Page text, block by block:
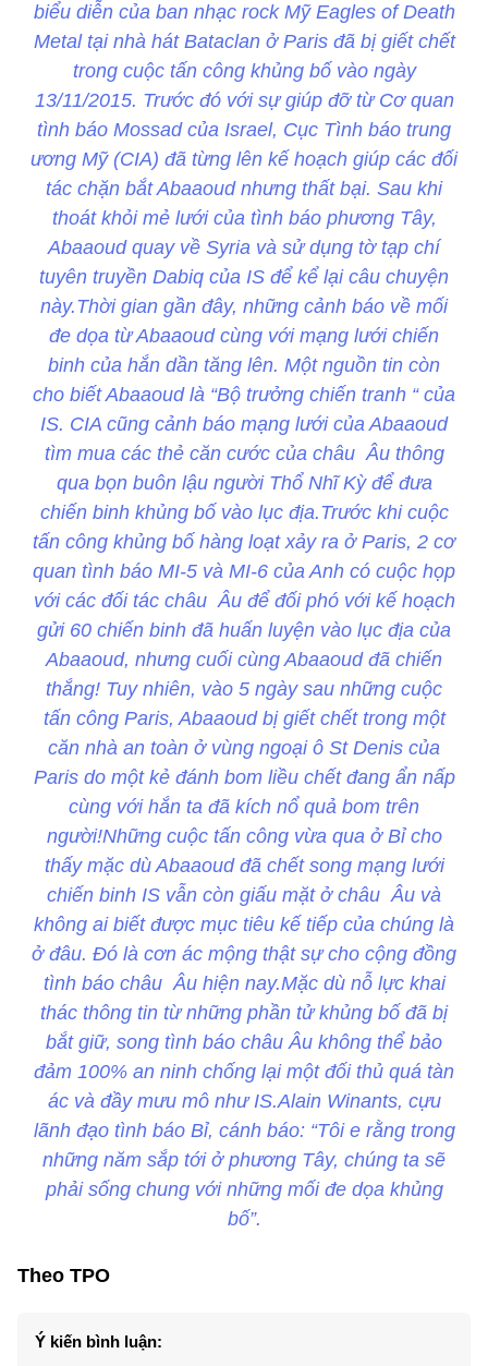
biểu diễn của ban nhạc rock Mỹ Eagles of Death
Metal tại nhà hát Bataclan ở Paris đã bị giết chết
trong cuộc tấn công khủng bố vào ngày
13/11/2015. Trước đó với sự giúp đỡ từ Cơ quan
tình báo Mossad của Israel, Cục Tình báo trung
ương Mỹ (CIA) đã từng lên kế hoạch giúp các đối
tác chặn bắt Abaaoud nhưng thất bại. Sau khi
thoát khỏi mẻ lưới của tình báo phương Tây,
Abaaoud quay về Syria và sử dụng tờ tạp chí
tuyên truyền Dabiq của IS để kể lại câu chuyện
này.Thời gian gần đây, những cảnh báo về mối
đe dọa từ Abaaoud cùng với mạng lưới chiến
binh của hắn dần tăng lên. Một nguồn tin còn
cho biết Abaaoud là “Bộ trưởng chiến tranh “ của
IS. CIA cũng cảnh báo mạng lưới của Abaaoud
tìm mua các thẻ căn cước của châu Âu thông
qua bọn buôn lậu người Thổ Nhĩ Kỳ để đưa
chiến binh khủng bố vào lục địa.Trước khi cuộc
tấn công khủng bố hàng loạt xảy ra ở Paris, 2 cơ
quan tình báo MI-5 và MI-6 của Anh có cuộc họp
với các đối tác châu Âu để đối phó với kế hoạch
gửi 60 chiến binh đã huấn luyện vào lục địa của
Abaaoud, nhưng cuối cùng Abaaoud đã chiến
thắng! Tuy nhiên, vào 5 ngày sau những cuộc
tấn công Paris, Abaaoud bị giết chết trong một
căn nhà an toàn ở vùng ngoại ô St Denis của
Paris do một kẻ đánh bom liều chết đang ẩn nấp
cùng với hắn ta đã kích nổ quả bom trên
người!Những cuộc tấn công vừa qua ở Bỉ cho
thấy mặc dù Abaaoud đã chết song mạng lưới
chiến binh IS vẫn còn giấu mặt ở châu Âu và
không ai biết được mục tiêu kế tiếp của chúng là
ở đâu. Đó là cơn ác mộng thật sự cho cộng đồng
tình báo châu Âu hiện nay.Mặc dù nỗ lực khai
thác thông tin từ những phần tử khủng bố đã bị
bắt giữ, song tình báo châu Âu không thể bảo
đảm 100% an ninh chống lại một đối thủ quá tàn
ác và đầy mưu mô như IS.Alain Winants, cựu
lãnh đạo tình báo Bỉ, cánh báo: “Tôi e rằng trong
những năm sắp tới ở phương Tây, chúng ta sẽ
phải sống chung với những mối đe dọa khủng
bố”.
Theo TPO
Ý kiến bình luận: